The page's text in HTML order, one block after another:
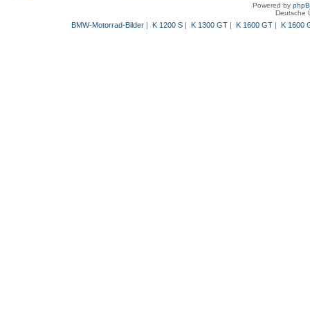
Powered by
Deutsche
BMW-Motorrad-Bilder| K 1200 S| K 1300 GT| K 1600 GT| K 1600